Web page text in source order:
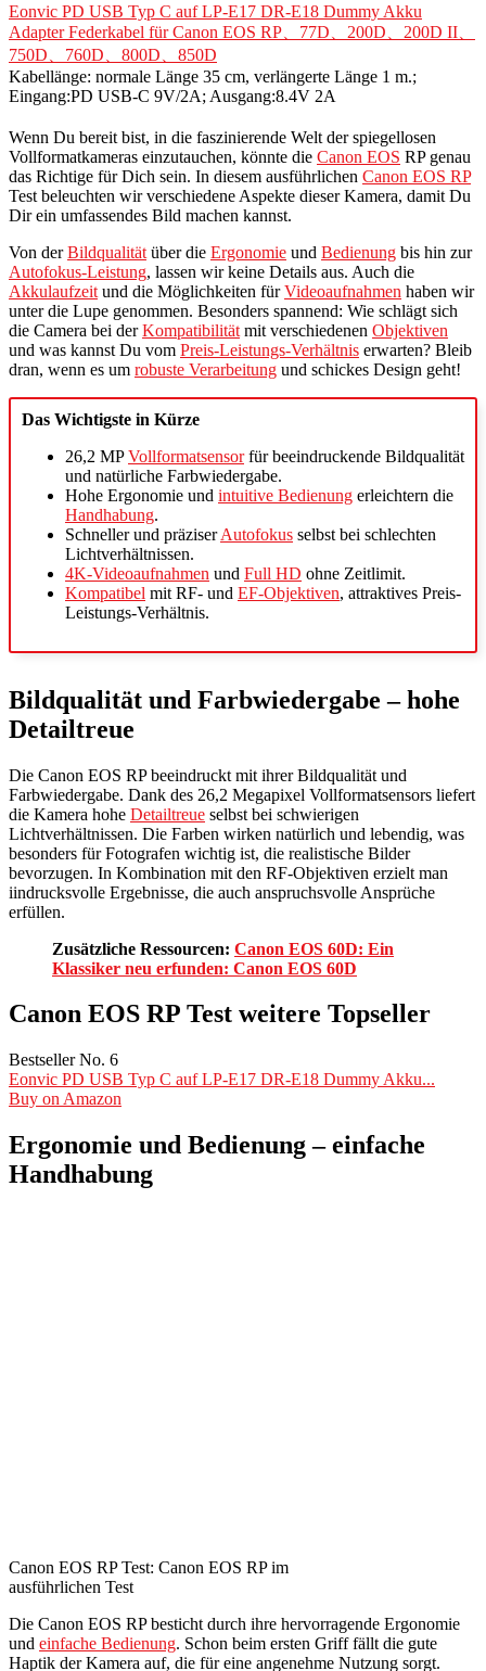
Eonvic PD USB Typ C auf LP-E17 DR-E18 Dummy Akku
Adapter Federkabel für Canon EOS RP、77D、200D、200D II、
750D、760D、800D、850D
Kabellänge: normale Länge 35 cm, verlängerte Länge 1 m.;
Eingang:PD USB-C 9V/2A; Ausgang:8.4V 2A
Wenn Du bereit bist, in die faszinierende Welt der spiegellosen
Vollformatkameras einzutauchen, könnte die Canon EOS RP genau
das Richtige für Dich sein. In diesem ausführlichen Canon EOS RP
Test beleuchten wir verschiedene Aspekte dieser Kamera, damit Du
Dir ein umfassendes Bild machen kannst.
Von derBildqualität über die Ergonomie und Bedienung bis hin zur
Autofokus-Leistung, lassen wir keine Details aus. Auch die
Akkulaufzeit und die Möglichkeiten fürVideoaufnahmen haben wir
unter die Lupe genommen. Besonders spannend: Wie schlägt sich
die Camera bei derKompatibilität mit verschiedenen Objektiven
und was kannst Du vom Preis-Leistungs-Verhältnis erwarten? Bleib
dran, wenn es um robuste Verarbeitung und schickes Design geht!
Das Wichtigste in Kürze
26,2 MPVollformatsensorfür beeindruckende Bildqualität
und natürliche Farbwiedergabe.
Hohe Ergonomie und intuitive Bedienung erleichtern die
Handhabung.
Schneller und präziserAutofokus selbst bei schlechten
Lichtverhältnissen.
4K-Videoaufnahmen und Full HD ohne Zeitlimit.
Kompatibel mit RF- und EF-Objektiven, attraktives Preis-
Leistungs-Verhältnis.
Bildqualität und Farbwiedergabe – hohe
Detailtreue
Die Canon EOS RP beeindruckt mit ihrer Bildqualität und
Farbwiedergabe. Dank des 26,2 Megapixel Vollformatsensors liefert
die Kamera hohe Detailtreue selbst bei schwierigen
Lichtverhältnissen. Die Farben wirken natürlich und lebendig, was
besonders für Fotografen wichtig ist, die realistische Bilder
bevorzugen. In Kombination mit den RF-Objektiven erzielt man
iindrucksvolle Ergebnisse, die auch anspruchsvolle Ansprüche
erfüllen.
Zusätzliche Ressourcen: Canon EOS 60D: Ein
Klassiker neu erfunden: Canon EOS 60D
Canon EOS RP Test weitere Topseller
Bestseller No. 6
Eonvic PD USB Typ C auf LP-E17 DR-E18 Dummy Akku...
Buy on Amazon
Ergonomie und Bedienung – einfache
Handhabung
Canon EOS RP Test: Canon EOS RP im
ausführlichen Test
Die Canon EOS RP besticht durch ihre hervorragende Ergonomie
und einfache Bedienung. Schon beim ersten Griff fällt die gute
Haptik der Kamera auf, die für eine angenehme Nutzung sorgt.